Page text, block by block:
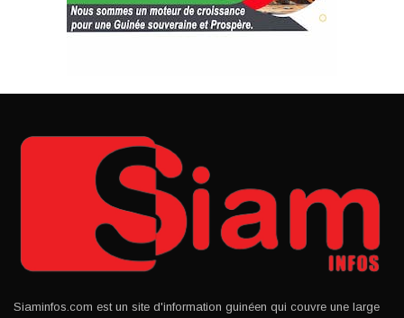
Siaminfos.com est un site d'information guinéen qui couvre une large